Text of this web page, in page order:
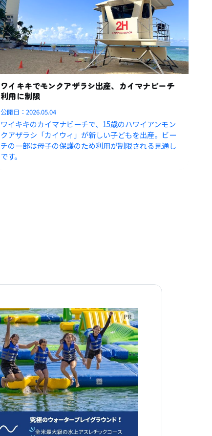
ワイキキでモンクアザラシ出産、カイマナビーチ
利用に制限
公開日：2026.05.04
ワイキキのカイマナビーチで、15歳のハワイアンモン
クアザラシ「カイウィ」が新しい子どもを出産。ビー
チの一部は母子の保護のため利用が制限される見通し
です。